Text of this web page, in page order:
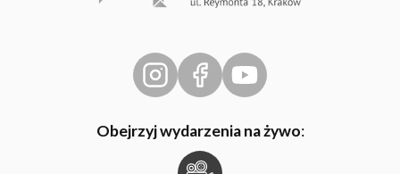
Obejrzyj wydarzenia na żywo: